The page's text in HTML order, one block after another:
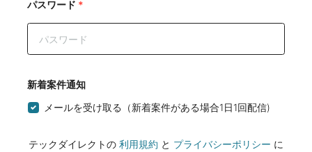
パスワード *
新着案件通知
メールを受け取る（新着案件がある場合1日1回配信)
テックダイレクトの 利用規約 と プライバシーポリシー に